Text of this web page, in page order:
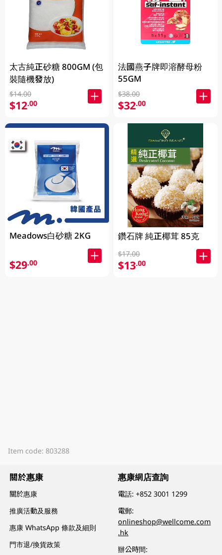
太古純正砂糖 800GM (包
裝隨機發放)
$14.00
$12.00
Meadows白砂糖 2KG
$29.00
法國燕子牌即溶酵母粉
55GM
$38.00
$32.00
鑽石牌 純正椰茸 85克
$17.00
$13.00
Item code: 803288
關於惠康
關於惠康
推廣活動及服務
惠康 WhatsApp 條款及細則
門市退/換貨政策
惠康網店查詢
電話:+852 3001 1299
電郵:
onlineshop@wellcome.com
.hk
辦公時間: